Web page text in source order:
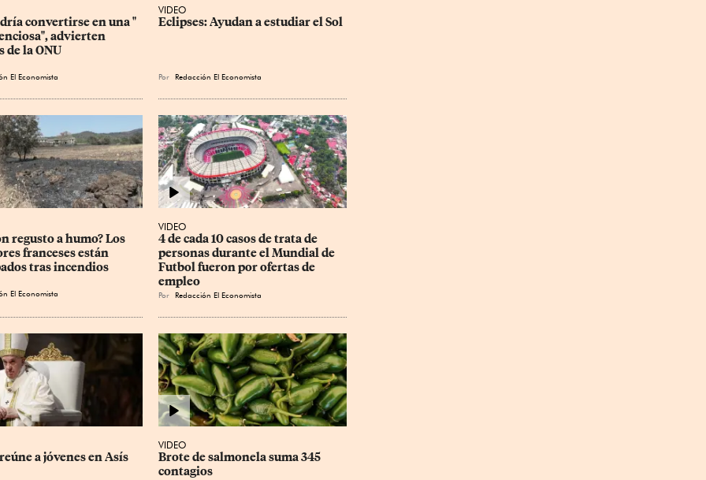
convertirse en una "
advierten
de la ONU
El Economista
VIDEO
Eclipses: Ayudan a estudiar el Sol
Por Redacción El Economista
regusto a humo? Los
franceses están
tras incendios
El Economista
VIDEO
4 de cada 10 casos de trata de
personas durante el Mundial de
Futbol fueron por ofertas de
empleo
Por Redacción El Economista
a jóvenes en Asís
VIDEO
Brote de salmonela suma 345
contagios